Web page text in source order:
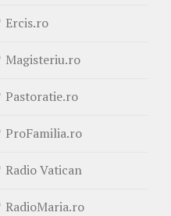
Ercis.ro
Magisteriu.ro
Pastoratie.ro
ProFamilia.ro
Radio Vatican
RadioMaria.ro